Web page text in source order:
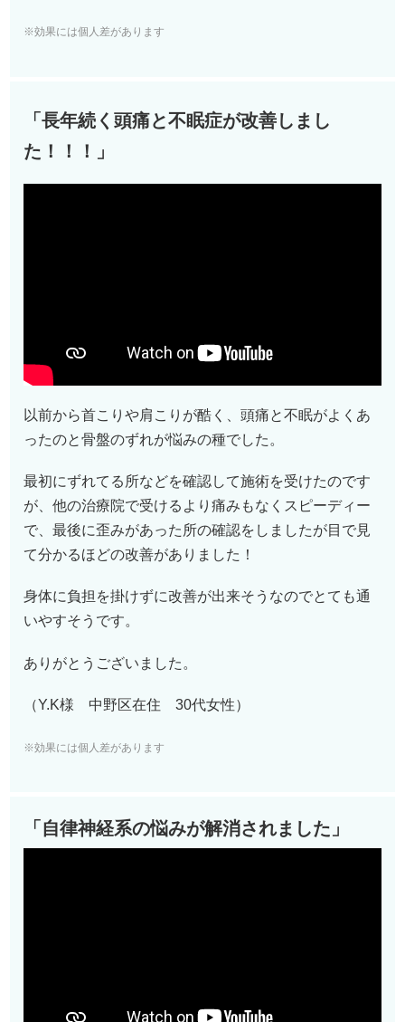
※効果には個人差があります
「長年続く頭痛と不眠症が改善しまし
た！！！
」
以前から首こりや肩こりが酷く、頭痛と不眠がよくあ
ったのと骨盤のずれが悩みの種でした。
最初にずれてる所などを確認して施術を受けたのです
が、他の治療院で受けるより痛みもなくスピーディー
で、最後に歪みがあった所の確認をしましたが目で見
て分かるほどの改善がありました！
身体に負担を掛けずに改善が出来そうなのでとても通
いやすそうです。
ありがとうございました。
（Y.K様 中野区在住 30代女性）
※効果には個人差があります
「自律神経系の悩みが解消されました」